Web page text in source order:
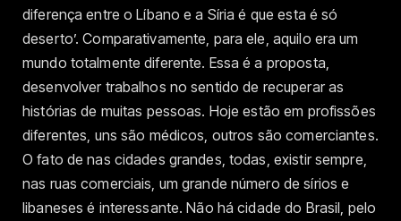
diferença entre o Líbano e a Síria é que esta é só
deserto’. Comparativamente, para ele, aquilo era um
mundo totalmente diferente. Essa é a proposta,
desenvolver trabalhos no sentido de recuperar as
histórias de muitas pessoas. Hoje estão em profissões
diferentes, uns são médicos, outros são comerciantes.
O fato de nas cidades grandes, todas, existir sempre,
nas ruas comerciais, um grande número de sírios e
libaneses é interessante. Não há cidade do Brasil, pelo